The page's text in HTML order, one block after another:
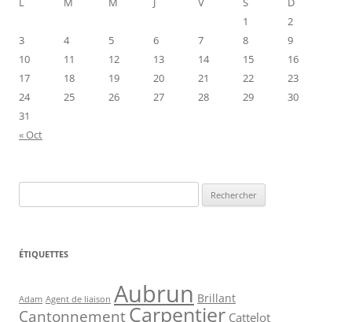
1
2
3
4 5 6 7 8
9
10
11 12 13 14 15
16
17
18 19 20 21 22
23
24
25 26 27 28 29
30
31
« Oct
ÉTIQUETTES
Adam Agent de liaison Aubrun Brillant
Cantonnement Carpentier Cattelot